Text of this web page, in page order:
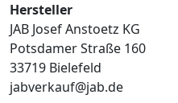
Hersteller
JAB Josef Anstoetz KG
Potsdamer Straße 160
33719 Bielefeld
jabverkauf@jab.de